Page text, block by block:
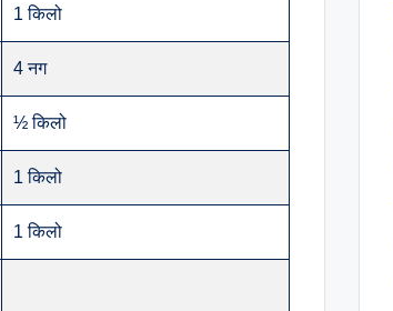
1 किलो
4 नग
½ किलो
1 किलो
1 किलो